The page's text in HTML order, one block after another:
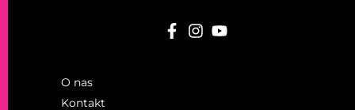
O nas
Kontakt